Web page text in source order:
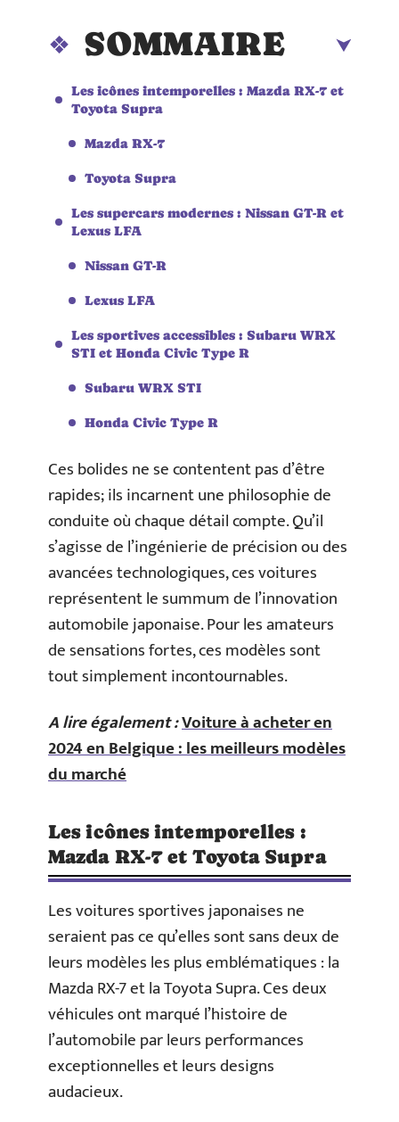
SOMMAIRE
Les icônes intemporelles : Mazda RX-7 et
Toyota Supra
Mazda RX-7
Toyota Supra
Les supercars modernes : Nissan GT-R et
Lexus LFA
Nissan GT-R
Lexus LFA
Les sportives accessibles : Subaru WRX
STI et Honda Civic Type R
Subaru WRX STI
Honda Civic Type R
Ces bolides ne se contentent pas d’être
rapides; ils incarnent une philosophie de
conduite où chaque détail compte. Qu’il
s’agisse de l’ingénierie de précision ou des
avancées technologiques, ces voitures
représentent le summum de l’innovation
automobile japonaise. Pour les amateurs
de sensations fortes, ces modèles sont
tout simplement incontournables.
A lire également :Voiture à acheter en
2024 en Belgique : les meilleurs modèles
du marché
Les icônes intemporelles :
Mazda RX-7 et Toyota Supra
Les voitures sportives japonaises ne
seraient pas ce qu’elles sont sans deux de
leurs modèles les plus emblématiques : la
Mazda RX-7 et la Toyota Supra. Ces deux
véhicules ont marqué l’histoire de
l’automobile par leurs performances
exceptionnelles et leurs designs
audacieux.